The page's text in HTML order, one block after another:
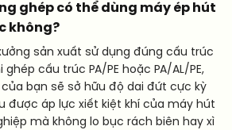
ghép có thể dùng máy ép hút
không?
sản xuất sử dụng đúng cấu trúc
ghép cấu trúc PA/PE hoặc PA/AL/PE,
bạn sẽ sở hữu độ dai đứt cực kỳ
được áp lực xiết kiệt khí của máy hút
mà không lo bục rách biên hay xì